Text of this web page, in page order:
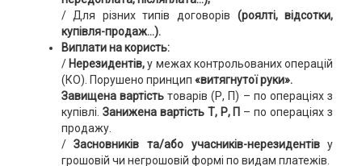
/ Для різних типів договорів (роялті, відсотки,
купівля-продаж…).
Виплати на користь:
/ Нерезидентів,у межах контрольованих операцій
(КО). Порушено принцип «витягнутої руки».
Завищена вартість товарів (Р, П) – по операціях з
купівлі. Занижена вартість Т, Р, П – по операціях з
продажу.
/Засновників та/або учасників-нерезидентіву
грошовій чи негрошовій формі по видам платежів.